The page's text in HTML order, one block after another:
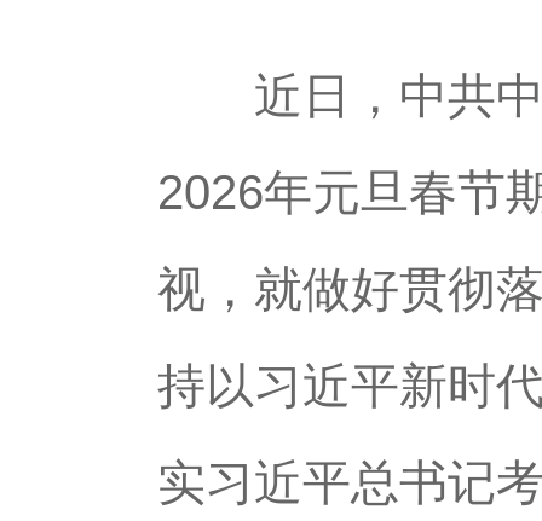
近日，中共中
2026年元旦春节
视，就做好贯彻
持以习近平新时
实习近平总书记